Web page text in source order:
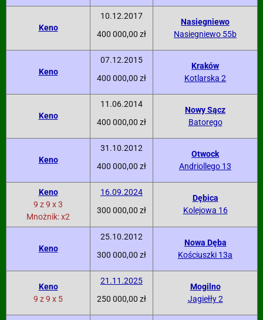
Keno
10.12.2017
400 000,00 zł
Nasiegniewo
Nasiegniewo 55b
Keno
07.12.2015
400 000,00 zł
Kraków
Kotlarska 2
Keno
11.06.2014
400 000,00 zł
Nowy Sącz
Batorego
Keno
31.10.2012
400 000,00 zł
Otwock
Andriollego 13
Keno
9 z 9 x 3
Mnożnik: x2
16.09.2024
300 000,00 zł
Dębica
Kolejowa 16
Keno
25.10.2012
300 000,00 zł
Nowa Dęba
Kościuszki 13a
Keno
9 z 9 x 5
21.11.2025
250 000,00 zł
Mogilno
Jagiełły 2